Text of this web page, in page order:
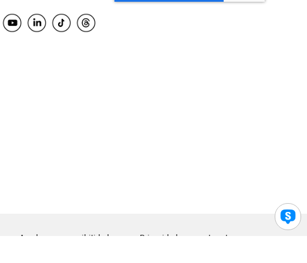
Ayuda para accesibilidad Privacidad Legal